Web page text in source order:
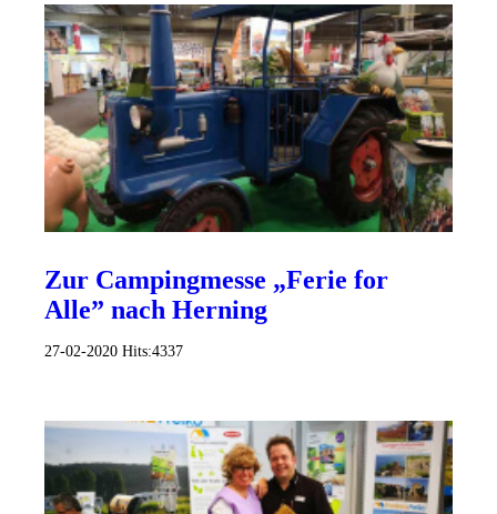
Zur Campingmesse „Ferie for
Alle” nach Herning
27-02-2020 Hits:4337